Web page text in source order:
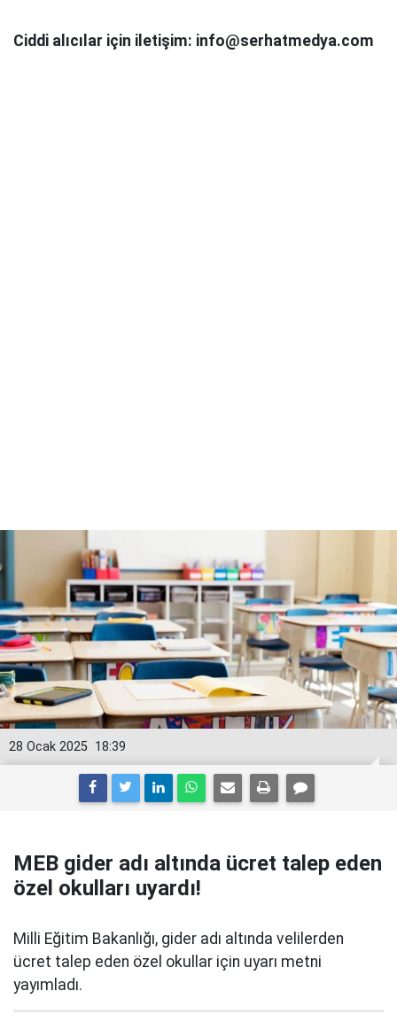
Ciddi alıcılar için iletişim: info@serhatmedya.com
18:39
28 Ocak 2025
MEB gider adı altında ücret talep eden
özel okulları uyardı!
Milli Eğitim Bakanlığı, gider adı altında velilerden
ücret talep eden özel okullar için uyarı metni
yayımladı.